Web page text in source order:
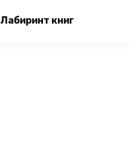
Лабиринт книг